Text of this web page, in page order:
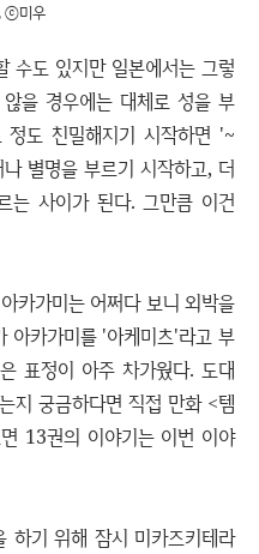
ⓒ미우
수도 있지만 일본에서는 그렇
을 경우에는 대체로 성을 부
도 친밀해지기 시작하면 '~
별명을 부르기 시작하고, 더
는 사이가 된다. 그만큼 이건
카가미는 어쩌다 보니 외박을
아카가미를 '아케미츠'라고 부
표정이 아주 차가웠다. 도대
지 궁금하다면 직접 만화 <템
13권의 이야기는 이번 이야
하기 위해 잠시 미카즈키테라